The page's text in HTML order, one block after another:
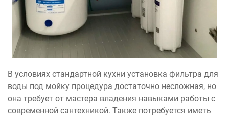
В условиях стандартной кухни установка фильтра для
воды под мойку процедура достаточно несложная, но
она требует от мастера владения навыками работы с
современной сантехникой. Также потребуется иметь